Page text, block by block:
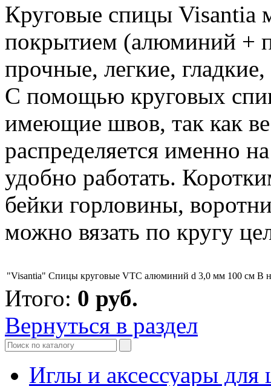
Круговые спицы Visantia
покрытием (алюминий +
прочные, легкие,
С помощью круговых
имеющие швов, так как
распределяется именно
удобно работать.
бейки горловины,
можно вязать по кругу
"Visantia" Спицы круговые VTC алюминий d 3,0 мм 100 см В
Итого: 0 руб.
Вернуться в раздел
Иглы и аксессуары